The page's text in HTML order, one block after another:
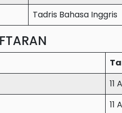
Tadris Bahasa Inggris
11
11